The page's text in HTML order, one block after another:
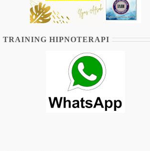
TRAINING HIPNOTERAPI